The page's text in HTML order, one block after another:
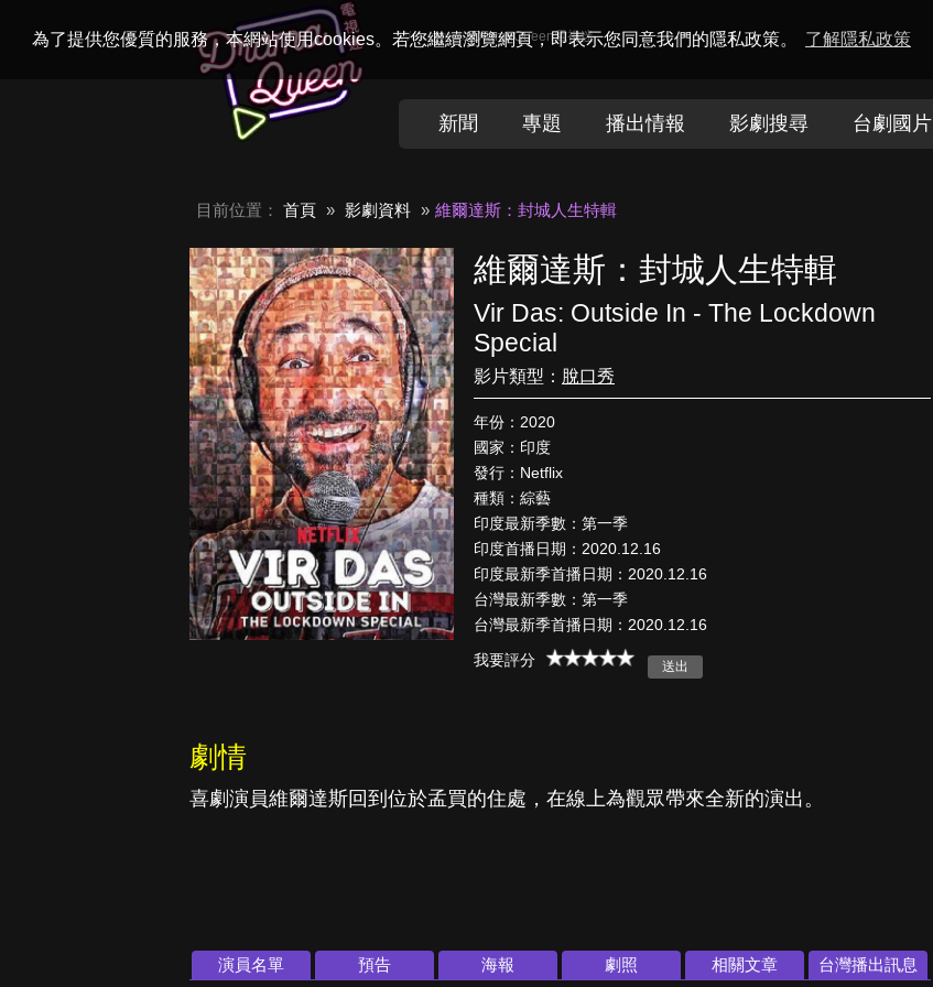
為了提供您優質的服務，本網站使用cookies。若您繼續瀏覽網頁，即表示您同意我們的隱私政策。 了解隱私政策
Welcome toDramaQueen電視迷
新聞 專題 播出情報 影劇搜尋 台劇國片
目前位置： 首頁 影劇資料 維爾達斯：封城人生特輯
維爾達斯：封城人生特輯
Vir Das: Outside In - The Lockdown
Special
影片類型： 脫口秀
年份：2020
國家：印度
發行：Netflix
種類：綜藝
印度最新季數：第一季
印度首播日期：2020.12.16
印度最新季首播日期：2020.12.16
台灣最新季數：第一季
台灣最新季首播日期：2020.12.16
我要評分
劇情
喜劇演員維爾達斯回到位於孟買的住處，在線上為觀眾帶來全新的演出。
演員名單 預告 海報 劇照 相關文章 台灣播出訊息
古柯鹼教母葛
蕾斯達
致命旅途